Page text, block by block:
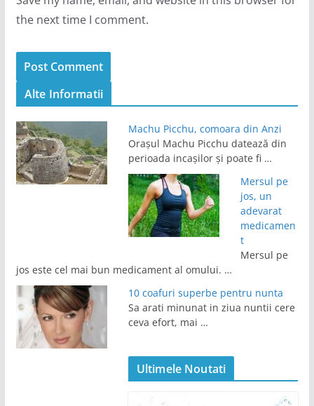
the next time I comment.
Alte Informatii
Machu Picchu, comoara din Anzi
Orașul Machu Picchu datează din
perioada incașilor și poate fi …
Mersul pe
jos, un
adevarat
medicamen
t
Mersul pe
jos este cel mai bun medicament al omului. …
10 coafuri superbe pentru nunta
Sa arati minunat in ziua nuntii cere
ceva efort, mai …
Ultimele Noutati